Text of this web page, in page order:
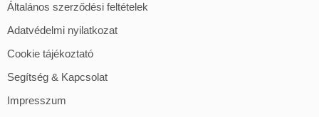
Általános szerződési feltételek
Adatvédelmi nyilatkozat
Cookie tájékoztató
Segítség & Kapcsolat
Impresszum